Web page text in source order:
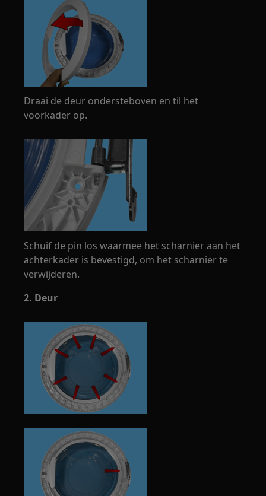
Draai de deur ondersteboven en til het
voorkader op.
Schuif de pin los waarmee het scharnier aan het
achterkader is bevestigd, om het scharnier te
verwijderen.
2. Deur